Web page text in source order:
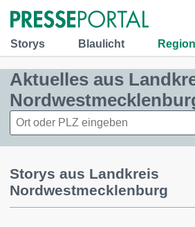
Storys Blaulicht
Aktuelles aus
Storys aus Landkreis
Nordwestmecklenburg